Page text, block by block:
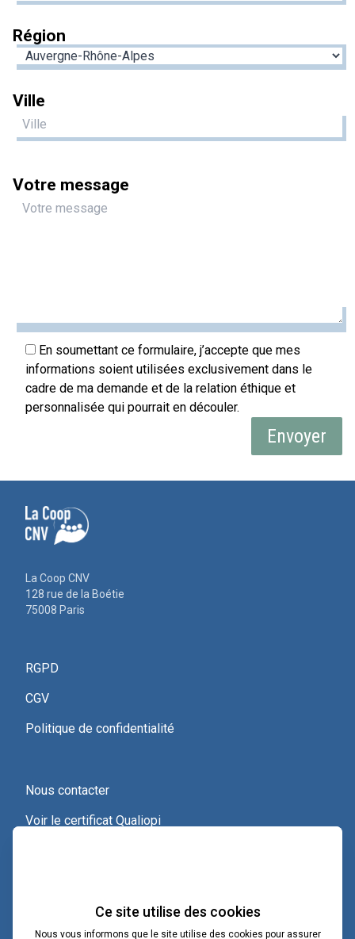
Région
Ville
Votre message
En soumettant ce formulaire, j’accepte que mes
informations soient utilisées exclusivement dans le
cadre de ma demande et de la relation éthique et
personnalisée qui pourrait en découler.
La Coop CNV
128 rue de la Boétie
75008 Paris
RGPD
CGV
Politique de confidentialité
Nous contacter
Voir le certificat Qualiopi
Ce site utilise des cookies
Nous vous informons que le site utilise des cookies pour assurer